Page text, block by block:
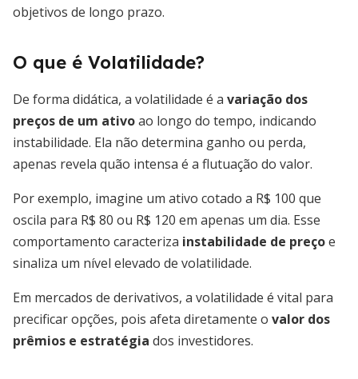
objetivos de longo prazo.
O que é Volatilidade?
De forma didática, a volatilidade é a variação dos
preços de um ativoao longo do tempo, indicando
instabilidade. Ela não determina ganho ou perda,
apenas revela quão intensa é a flutuação do valor.
Por exemplo, imagine um ativo cotado a R$ 100 que
oscila para R$ 80 ou R$ 120 em apenas um dia. Esse
comportamento caracteriza instabilidade de preçoe
sinaliza um nível elevado de volatilidade.
Em mercados de derivativos, a volatilidade é vital para
precificar opções, pois afeta diretamente o valor dos
prêmios e estratégia dos investidores.